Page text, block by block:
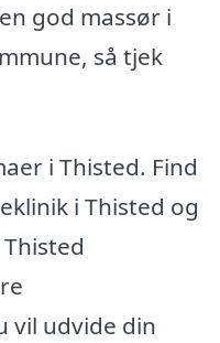
god massør i
så tjek
i Thisted. Find
i Thisted og
vil udvide din